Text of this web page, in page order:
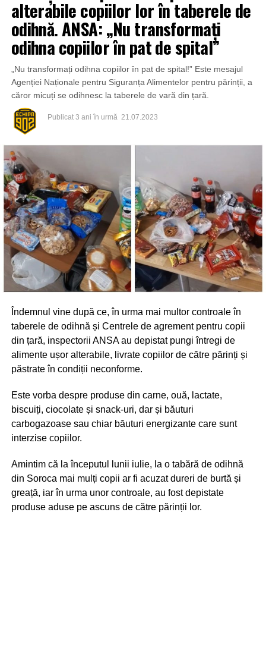
alterabile copiilor lor în taberele de
odihnă. ANSA: „Nu transformați
odihna copiilor în pat de spital”
„Nu transformați odihna copiilor în pat de spital!” Este mesajul
Agenției Naționale pentru Siguranța Alimentelor pentru părinții, a
căror micuți se odihnesc la taberele de vară din țară.
Publicat 3 ani în urmă 21.07.2023
Îndemnul vine după ce, în urma mai multor controale în
taberele de odihnă și Centrele de agrement pentru copii
din țară, inspectorii ANSA au depistat pungi întregi de
alimente ușor alterabile, livrate copiilor de către părinți și
păstrate în condiții neconforme.
Este vorba despre produse din carne, ouă, lactate,
biscuiți, ciocolate și snack-uri, dar și băuturi
carbogazoase sau chiar băuturi energizante care sunt
interzise copiilor.
Amintim că la începutul lunii iulie, la o tabără de odihnă
din Soroca mai mulți copii ar fi acuzat dureri de burtă și
greață, iar în urma unor controale, au fost depistate
produse aduse pe ascuns de către părinții lor.